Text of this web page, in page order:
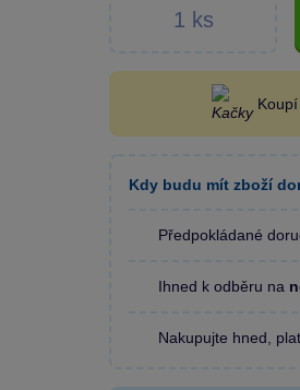
Kdy budu mít zboží
Předpokládané
Ihned k odběru na
Nakupujte hned,